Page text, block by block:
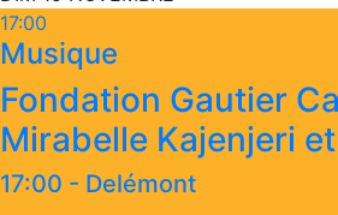
17:00
Musique
Fondation Gautier
Mirabelle Kajenjeri
17:00 - Delémont